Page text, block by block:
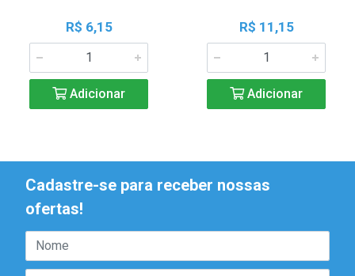
R$ 6,15
Adicionar
R$ 11,15
Adicionar
Cadastre-se para receber nossas
ofertas!